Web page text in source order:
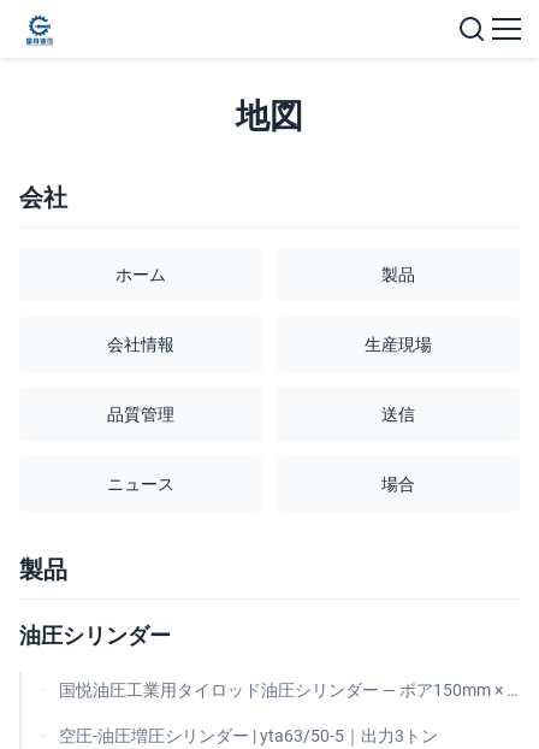
地図
会社
ホーム 製品
会社情報 生産現場
品質管理 送信
ニュース 場合
製品
油圧シリンダー
国悦油圧工業用タイロッド油圧シリンダー — ボア150mm × ロッド100mm × ストローク125mm、4タイロッド構造、フォークマウント、複動式、21 MPa
空圧-油圧増圧シリンダー | yta63/50-5｜出力3トン